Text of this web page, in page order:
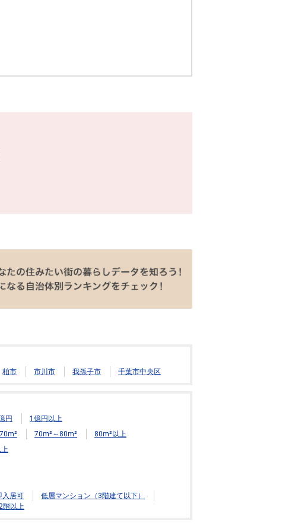
柏市 市川市 我孫子市 千葉市中央区
円
1億円以上
70m²～80m²
80m²以上
上
入居可
低層マンション（3階建て以下）
階以上